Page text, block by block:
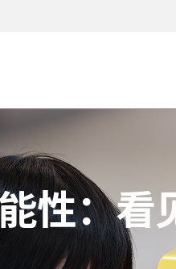
室：琐
性：看